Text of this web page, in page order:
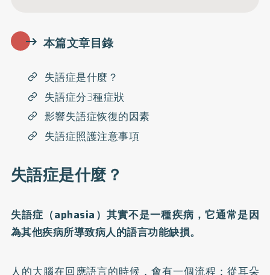
本篇文章目錄
失語症是什麼？
失語症分3種症狀
影響失語症恢復的因素
失語症照護注意事項
失語症是什麼？
失語症（aphasia）其實不是一種疾病，它通常是因
為其他疾病所導致病人的語言功能缺損。
人的大腦在回應語言的時候，會有一個流程：從耳朵